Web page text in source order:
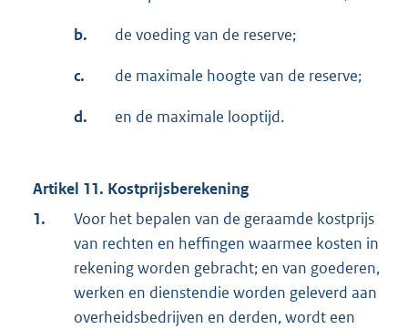
b. de voeding van de reserve;
c. de maximale hoogte van de reserve;
d. en de maximale looptijd.
Artikel 11. Kostprijsberekening
1.
Voor het bepalen van de geraamde kostprijs
van rechten en heffingen waarmee kosten in
rekening worden gebracht; en van goederen,
werken en dienstendie worden geleverd aan
overheidsbedrijven en derden, wordt een